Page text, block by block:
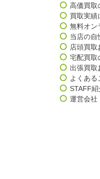
高価買取
買取実績
無料オン
当店の自
店頭買取
宅配買取
出張買取
よくある
STAFF紹
運営会社